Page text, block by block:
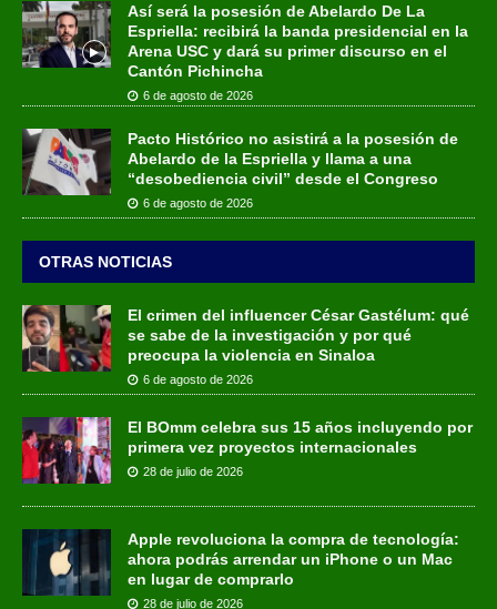
Así será la posesión de Abelardo De La
Espriella: recibirá la banda presidencial en la
Arena USC y dará su primer discurso en el
Cantón Pichincha
6 de agosto de 2026
Pacto Histórico no asistirá a la posesión de
Abelardo de la Espriella y llama a una
“desobediencia civil” desde el Congreso
6 de agosto de 2026
OTRAS NOTICIAS
El crimen del influencer César Gastélum: qué
se sabe de la investigación y por qué
preocupa la violencia en Sinaloa
6 de agosto de 2026
El BOmm celebra sus 15 años incluyendo por
primera vez proyectos internacionales
28 de julio de 2026
Apple revoluciona la compra de tecnología:
ahora podrás arrendar un iPhone o un Mac
en lugar de comprarlo
28 de julio de 2026